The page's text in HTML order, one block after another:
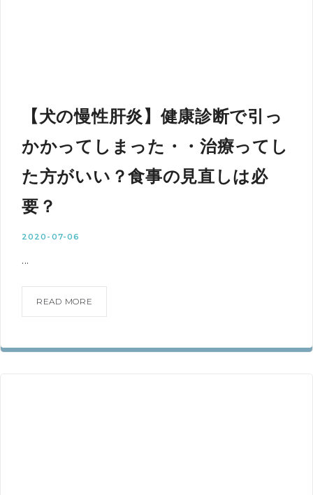
【犬の慢性肝炎】健康診断で引っ
かかってしまった・・治療ってし
た方がいい？食事の見直しは必
要？
2020-07-06
...
READ MORE